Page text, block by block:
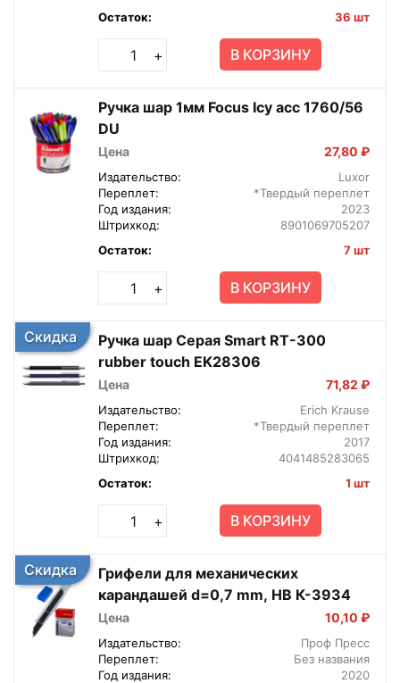
Остаток:
36 шт
+ В КОРЗИНУ
Ручка шар 1мм Focus Icy асс 1760/56
DU
Цена 27,80 ₽
Издательство:
Luxor
Переплет:
*Твердый переплет
Год издания:
2023
Штрихкод:
8901069705207
Остаток:
7 шт
+ В КОРЗИНУ
Скидка
Ручка шар Серая Smart RT-300
rubber touch EK28306
Цена 71,82 ₽
Издательство:
Erich Krause
Переплет:
*Твердый переплет
Год издания:
2017
Штрихкод:
4041485283065
Остаток:
1 шт
+ В КОРЗИНУ
Скидка
Грифели для механических
карандашей d=0,7 mm, HB К-3934
Цена 10,10 ₽
Издательство:
Проф Пресс
Переплет:
Без названия
Год издания:
2020